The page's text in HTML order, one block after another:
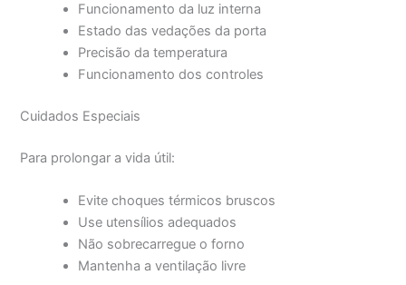
Funcionamento da luz interna
Estado das vedações da porta
Precisão da temperatura
Funcionamento dos controles
Cuidados Especiais
Para prolongar a vida útil:
Evite choques térmicos bruscos
Use utensílios adequados
Não sobrecarregue o forno
Mantenha a ventilação livre